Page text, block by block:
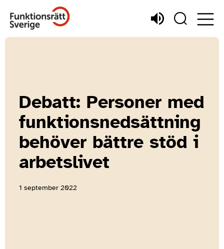
Debatt: Personer med
funktionsnedsättning
behöver bättre stöd i
arbetslivet
1 september 2022